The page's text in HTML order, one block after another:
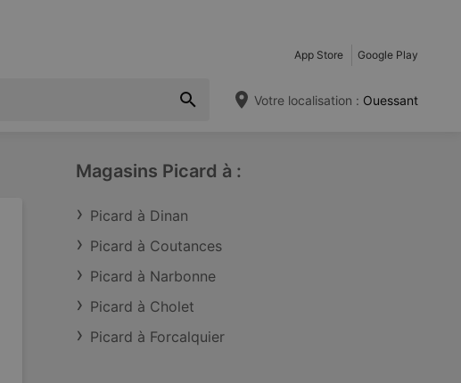
App Store Google Play
Votre localisation : Ouessant
Magasins Picard à :
Picard à Dinan
Picard à Coutances
Picard à Narbonne
Picard à Cholet
Picard à Forcalquier